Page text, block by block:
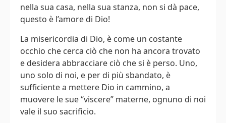
nella sua casa, nella sua stanza, non si dà pace,
questo è l’amore di Dio!
La misericordia di Dio, è come un costante
occhio che cerca ciò che non ha ancora trovato
e desidera abbracciare ciò che si è perso. Uno,
uno solo di noi, e per di più sbandato, è
sufficiente a mettere Dio in cammino, a
muovere le sue “viscere” materne, ognuno di noi
vale il suo sacrificio.